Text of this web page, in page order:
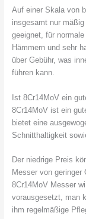
Auf einer Skala von
insgesamt nur
geeignet, für
Hämmern und sehr
über Gebühr, was
führen kann.
Ist 8Cr14MoV ein
8Cr14MoV ist ein
bietet eine
Schnitthaltigkeit
Der niedrige Preis
Messer von
8Cr14MoV Messer
vorausgesetzt, man
ihm regelmäßige